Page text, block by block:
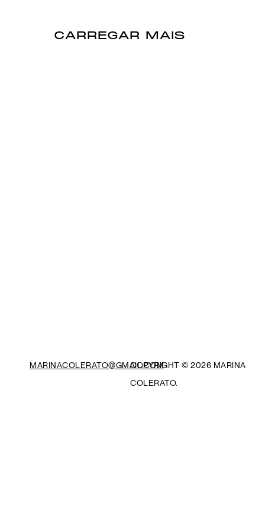
CARREGAR MAIS
COPYRIGHT ©2026 MARINA
COLERATO.
MARINACOLERATO@GMAIL.COM